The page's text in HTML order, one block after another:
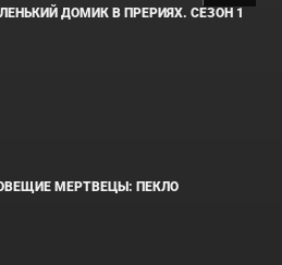
ДОМИК В ПРЕРИЯХ. СЕЗОН 1
МЕРТВЕЦЫ: ПЕКЛО